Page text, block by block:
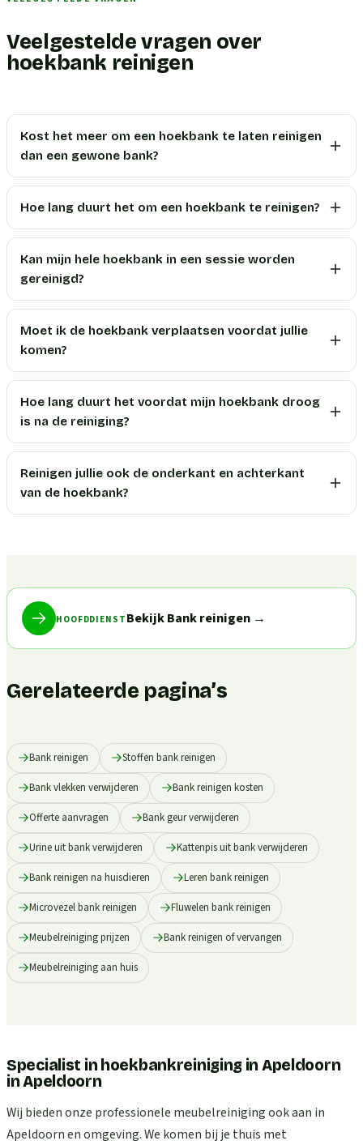
Veelgestelde vragen over
hoekbank reinigen
Kost het meer om een hoekbank te laten reinigen
dan een gewone bank?
Hoe lang duurt het om een hoekbank te reinigen?
Kan mijn hele hoekbank in een sessie worden
gereinigd?
Moet ik de hoekbank verplaatsen voordat jullie
komen?
Hoe lang duurt het voordat mijn hoekbank droog
is na de reiniging?
Reinigen jullie ook de onderkant en achterkant
van de hoekbank?
HOOFDDIENST Bekijk Bank reinigen→
Gerelateerde pagina’s
Bank reinigen Stoffen bank reinigen
Bank vlekken verwijderen Bank reinigen kosten
Offerte aanvragen Bank geur verwijderen
Urine uit bank verwijderen Kattenpis uit bank verwijderen
Bank reinigen na huisdieren Leren bank reinigen
Microvezel bank reinigen Fluwelen bank reinigen
Meubelreiniging prijzen Bank reinigen of vervangen
Meubelreiniging aan huis
Specialist in hoekbankreiniging in Apeldoorn
inApeldoorn
Wij bieden onze professionele meubelreiniging ook aan in
Apeldoorn en omgeving. We komen bij je thuis met